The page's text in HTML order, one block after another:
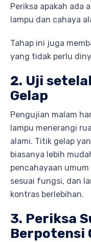
Periksa apakah ada
lampu dan cahaya
Tahap ini juga
yang tidak perlu
2. Uji
Gelap
Pengujian malam
lampu menerangi
alami. Titik gelap
biasanya lebih
pencahayaan
sesuai fungsi, dan
kontras berlebihan.
3. Periksa
Berpotensi